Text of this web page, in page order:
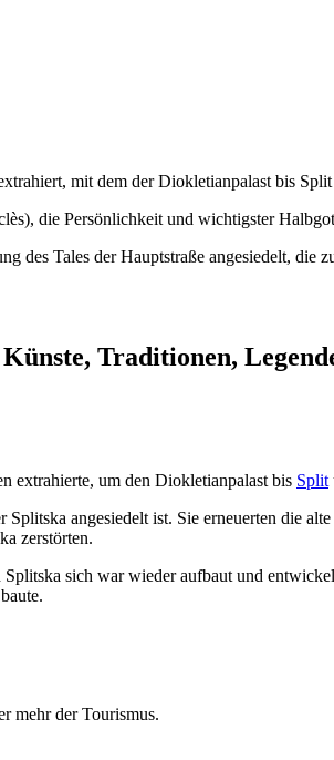
mit dem der Diokletianpalast bis
die Persönlichkeit und wichtigster
des Tales der Hauptstraße angesiedelt,
Traditionen,
extrahierte, um den Diokletianpalast bis Split
Splitska angesiedelt ist. Sie erneuerten die
zerstörten.
sich war wieder aufbaut und
mehr der Tourismus.